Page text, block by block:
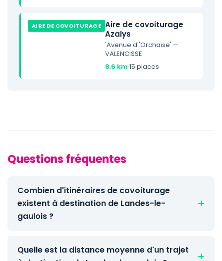
AIRE DE COVOITURAGE Aire de covoiturage
Azalys
'Avenue d''Orchaise' —
VALENCISSE
8.6 km·15 places
Questions fréquentes
Combien d'itinéraires de covoiturage
existent à destination de Landes-le-
gaulois ?
Quelle est la distance moyenne d'un trajet